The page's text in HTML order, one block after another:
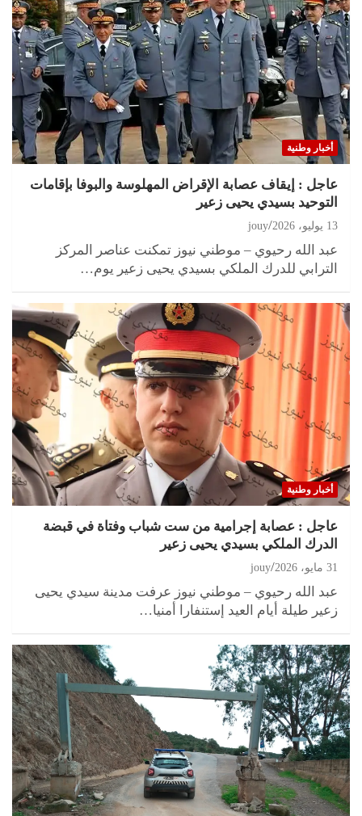
أخبار وطنية
عاجل : إيقاف عصابة الإقراض المهلوسة والبوفا بإقامات
التوحيد بسيدي يحيى زعير
13 يوليو، 2026 jouy
عبد الله رحيوي – موطني نيوز تمكنت عناصر المركز
الترابي للدرك الملكي بسيدي يحيى زعير يوم…
أخبار وطنية
عاجل : عصابة إجرامية من ست شباب وفتاة في قبضة
الدرك الملكي بسيدي يحيى زعير
31 مايو، 2026 jouy
عبد الله رحيوي – موطني نيوز عرفت مدينة سيدي يحيى
زعير طيلة أيام العيد إستنفارا أمنيا…